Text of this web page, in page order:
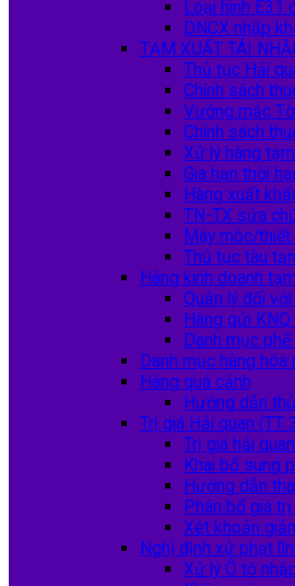
Loại hình E31
DNCX nhập
TẠM XUẤT TÁI
Thủ tục Hải
Chính sách
Vướng mắc
Chính sách
Xử lý hàng
Gia hạn thời
Hàng xuất
TN-TX sửa
Máy móc/
Thủ tục tàu
Hàng kinh doanh
Quản lý đối
Hàng gửi
Danh mục
Danh mục hàng
Hàng quá cảnh
Hướng dẫn
Trị giá Hải quan (TT
Trị giá hải
Khai bổ sung
Hướng dẫn
Phân bổ giá
Xét khoản
Nghị định xử phạt
Xử lý Ô tô